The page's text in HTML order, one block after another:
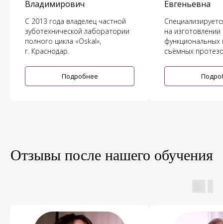
Владимирович
С 2013 года владелец частной
зуботехнической лаборатории
полного цикла «Oskal»,
г. Краснодар.
Подробнее
Евгеньевна
на изготовлении
функциональных
съёмных
Отзывы после нашего обучения